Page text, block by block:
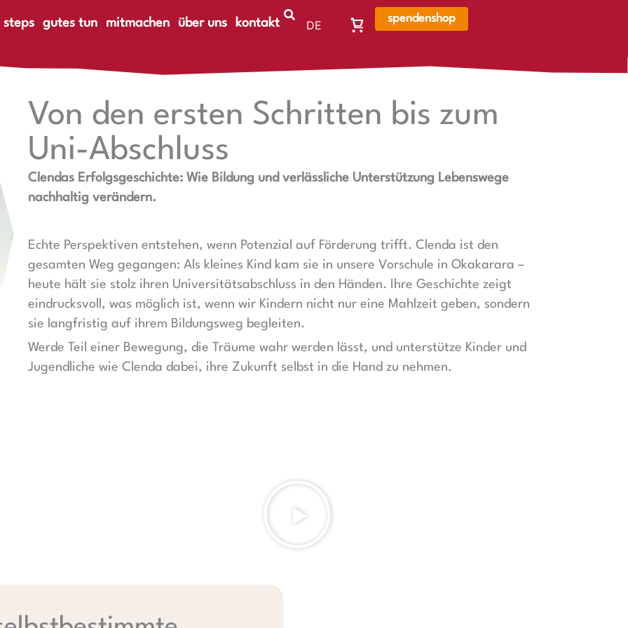
steps
gutes tun mitmachen über uns kontakt
DE
Warenkorb,
ist
spendenshop
Von den ersten Schritten bis zum
Uni-Abschluss
Clendas Erfolgsgeschichte: Wie Bildung und verlässliche Unterstützung Lebenswege
nachhaltig verändern.
Echte Perspektiven entstehen, wenn Potenzial auf Förderung trifft. Clenda ist den
gesamten Weg gegangen: Als kleines Kind kam sie in unsere Vorschule in Okakarara –
heute hält sie stolz ihren Universitätsabschluss in den Händen. Ihre Geschichte zeigt
eindrucksvoll, was möglich ist, wenn wir Kindern nicht nur eine Mahlzeit geben, sondern
sie langfristig auf ihrem Bildungsweg begleiten.
Werde Teil einer Bewegung, die Träume wahr werden lässt, und unterstütze Kinder und
Jugendliche wie Clenda dabei, ihre Zukunft selbst in die Hand zu nehmen.